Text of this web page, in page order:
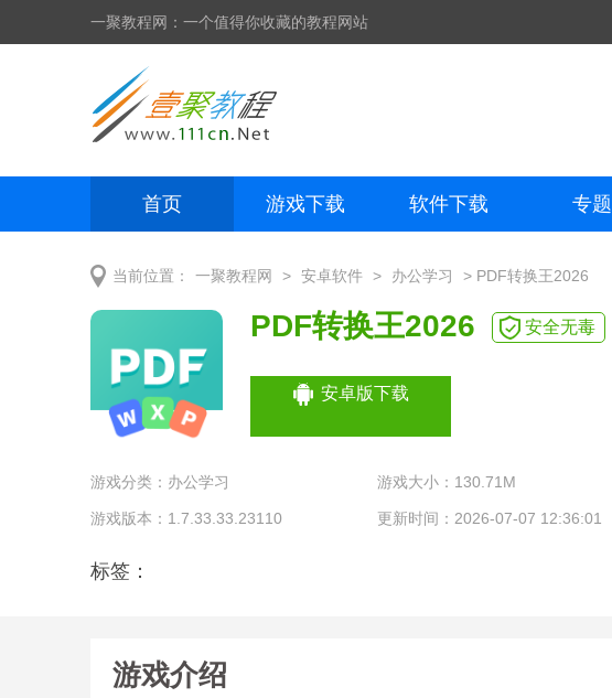
一聚教程网：一个值得你收藏的教程网站
首页 游戏下载 软件下载 专题
当前位置： 一聚教程网 > 安卓软件 > 办公学习 > PDF转换王2026
PDF转换王2026 安全无毒
安卓版下载
游戏分类： 办公学习 游戏大小：130.71M
游戏版本：1.7.33.33.23110 更新时间：2026-07-07 12:36:01
标签：
游戏介绍